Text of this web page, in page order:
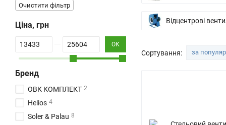
Відцентрові
Сортування: за
Очистити фільтр
Ціна, грн
Від Ціна, грн
До Ціна, грн ОК
Бренд
ОВК КОМПЛЕКТ 2
Helios 4
Soler & Palau 8